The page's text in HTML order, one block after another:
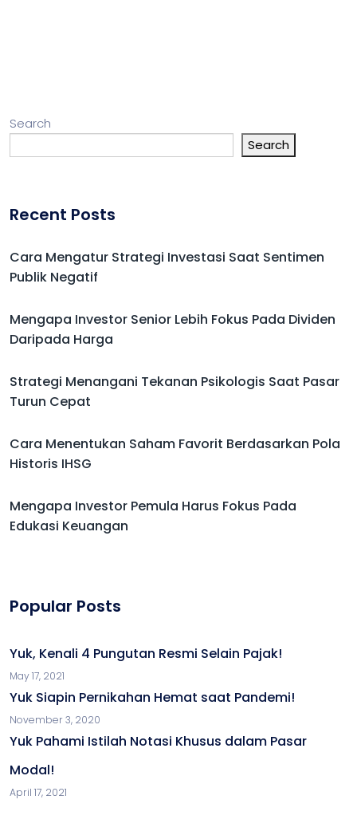
Search
Search
Recent Posts
Cara Mengatur Strategi Investasi Saat Sentimen
Publik Negatif
Mengapa Investor Senior Lebih Fokus Pada Dividen
Daripada Harga
Strategi Menangani Tekanan Psikologis Saat Pasar
Turun Cepat
Cara Menentukan Saham Favorit Berdasarkan Pola
Historis IHSG
Mengapa Investor Pemula Harus Fokus Pada
Edukasi Keuangan
Popular Posts
Yuk, Kenali 4 Pungutan Resmi Selain Pajak!
May 17, 2021
Yuk Siapin Pernikahan Hemat saat Pandemi!
November 3, 2020
Yuk Pahami Istilah Notasi Khusus dalam Pasar
Modal!
April 17, 2021